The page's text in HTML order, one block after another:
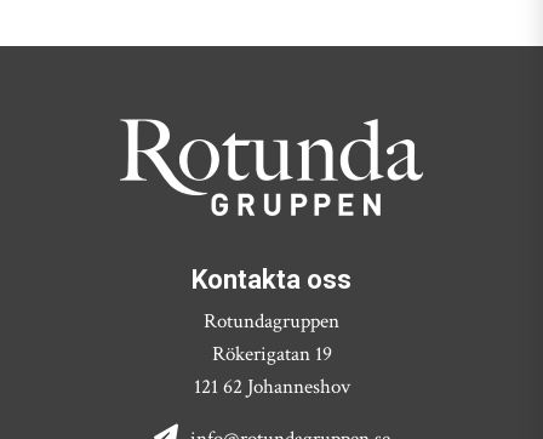
Kontakta oss
Rotundagruppen
Rökerigatan 19
121 62 Johanneshov